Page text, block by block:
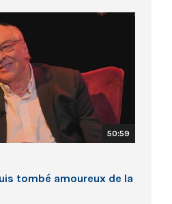
50:59
tombé amoureux de la